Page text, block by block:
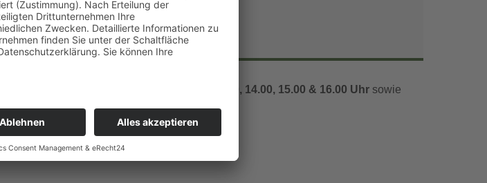
iCalendar
Freitag, Samstag, Sonntag um 11.00, 12.00, 14.00, 15.00 & 16.00 Uhr sowie